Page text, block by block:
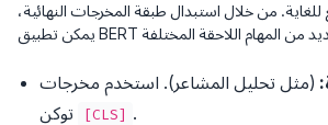
من خلال استبدال طبقة المخرجات النهائية،
(مثل تحليل المشاعر). استخدم مخرجات
[CLS] .